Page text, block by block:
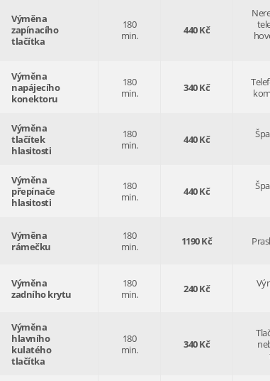
Výměna
zapínacího
tlačítka
180
min.
440 Kč
Výměna
napájecího
konektoru
180
min.
340 Kč
Výměna
tlačítek
hlasitosti
180
min.
440 Kč
Výměna
přepínače
hlasitosti
180
min.
440 Kč
Výměna
rámečku
180
min.
1190 Kč
Výměna
zadního krytu
180
min.
240 Kč
Výměna
hlavního
kulatého
tlačítka
180
min.
340 Kč